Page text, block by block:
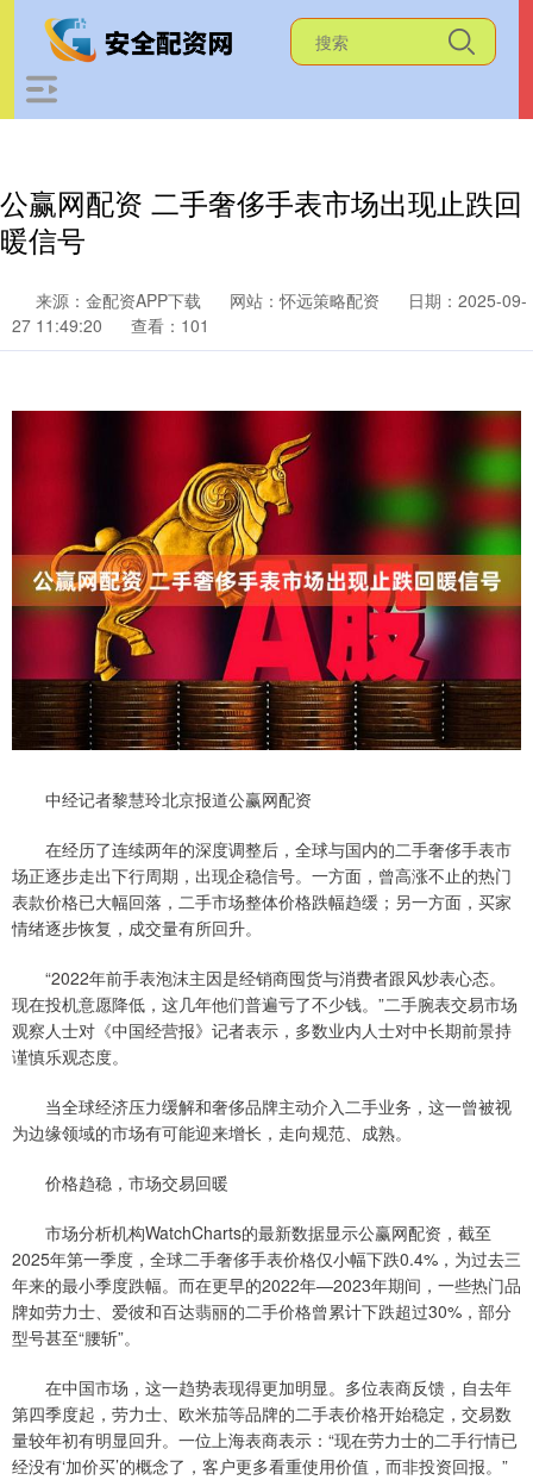
公赢网配资 二手奢侈手表市场出现止跌回
暖信号
来源：金配资APP下载 网站：怀远策略配资
日期：2025-09-
27 11:49:20
查看：101
中经记者黎慧玲北京报道公赢网配资
在经历了连续两年的深度调整后，全球与国内的二手奢侈手表市
场正逐步走出下行周期，出现企稳信号。一方面，曾高涨不止的热门
表款价格已大幅回落，二手市场整体价格跌幅趋缓；另一方面，买家
情绪逐步恢复，成交量有所回升。
“2022年前手表泡沫主因是经销商囤货与消费者跟风炒表心态。
现在投机意愿降低，这几年他们普遍亏了不少钱。”二手腕表交易市场
观察人士对《中国经营报》记者表示，多数业内人士对中长期前景持
谨慎乐观态度。
当全球经济压力缓解和奢侈品牌主动介入二手业务，这一曾被视
为边缘领域的市场有可能迎来增长，走向规范、成熟。
价格趋稳，市场交易回暖
市场分析机构WatchCharts的最新数据显示公赢网配资，截至
2025年第一季度，全球二手奢侈手表价格仅小幅下跌0.4%，为过去三
年来的最小季度跌幅。而在更早的2022年—2023年期间，一些热门品
牌如劳力士、爱彼和百达翡丽的二手价格曾累计下跌超过30%，部分
型号甚至“腰斩”。
在中国市场，这一趋势表现得更加明显。多位表商反馈，自去年
第四季度起，劳力士、欧米茄等品牌的二手表价格开始稳定，交易数
量较年初有明显回升。一位上海表商表示：“现在劳力士的二手行情已
经没有‘加价买’的概念了，客户更多看重使用价值，而非投资回报。”